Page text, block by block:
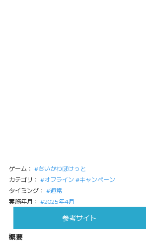
ゲーム： #ちいかわぽけっと
カテゴリ： #オフライン #キャンペーン
タイミング： #通常
実施年月： #2025年4月
参考サイト
概要